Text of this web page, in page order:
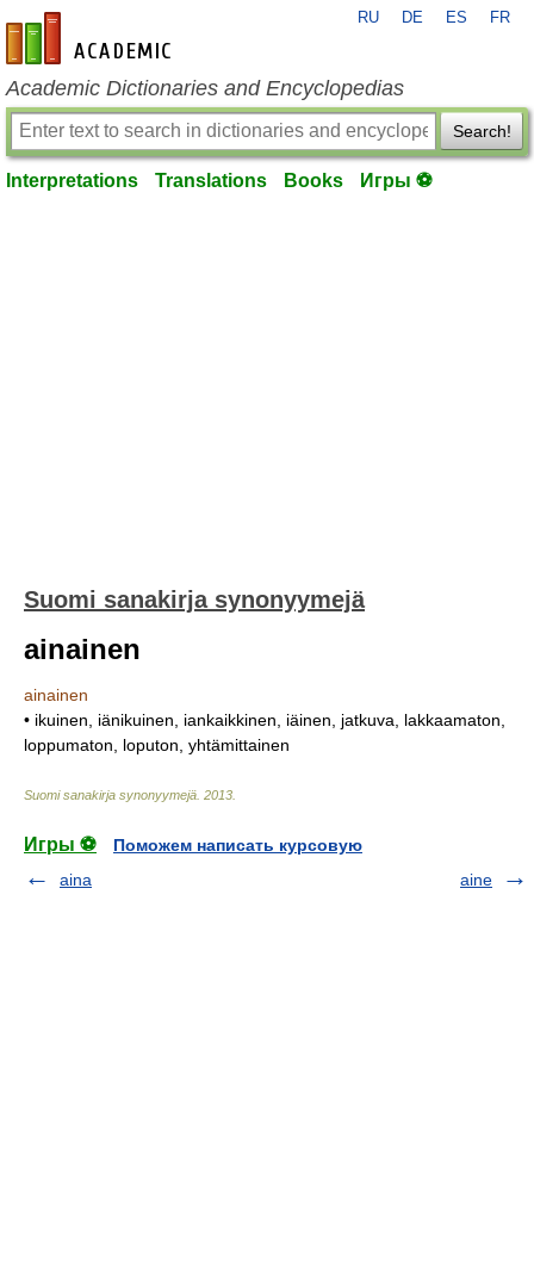
en-academic.com
RU DE ES FR
Academic Dictionaries and Encyclopedias
Search!
Interpretations Translations Books Игры ⚽
Suomi sanakirja synonyymejä
ainainen
ainainen
• ikuinen, iänikuinen, iankaikkinen, iäinen, jatkuva, lakkaamaton,
loppumaton, loputon, yhtämittainen
Suomi sanakirja synonyymejä 2013
Игры ⚽
Поможем написать курсовую
aina
aine